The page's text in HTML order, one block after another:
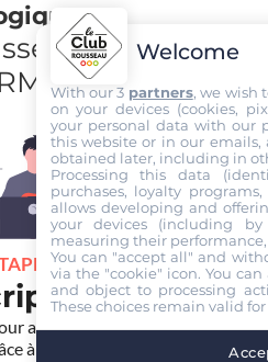
et AUTO
1
accéder à ma formation au
à
Welcome
With our 3 partners, we wish
on your devices (cookies,
your personal data with our
this website or in our emails,
obtained later, including in
Processing this data
purchases, loyalty
allows developing and
your devices (including
measuring their
You can "accept all" and
via the "cookie" icon. You
and object to processing
These choices remain valid